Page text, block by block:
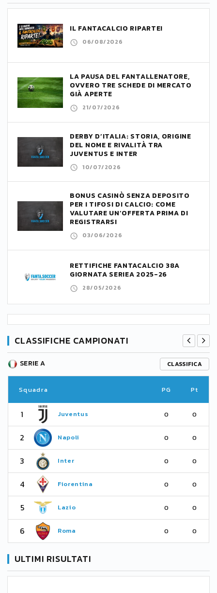
IL FANTACALCIO RIPARTE!
06/08/2026
LA PAUSA DEL FANTALLENATORE,
OVVERO TRE SCHEDE DI MERCATO
GIÀ APERTE
21/07/2026
DERBY D’ITALIA: STORIA, ORIGINE
DEL NOME E RIVALITÀ TRA
JUVENTUS E INTER
10/07/2026
BONUS CASINÒ SENZA DEPOSITO
PER I TIFOSI DI CALCIO: COME
VALUTARE UN’OFFERTA PRIMA DI
REGISTRARSI
03/06/2026
RETTIFICHE FANTACALCIO 38A
GIORNATA SERIEA 2025-26
28/05/2026
CLASSIFICHE CAMPIONATI
SERIE A CLASSIFICA
Squadra PG Pt
1 Juventus 0 0
2 Napoli 0 0
3 Inter 0 0
4 Fiorentina 0 0
5 Lazio 0 0
6 Roma 0 0
ULTIMI RISULTATI